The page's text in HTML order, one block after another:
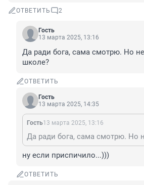
ОТВЕТИТЬ 2
Гость
13 марта 2025, 13:16
Да ради бога, сама смотрю. Но
школе?
ОТВЕТИТЬ
Гость
13 марта 2025, 14:35
Гость13 марта 2025, 13:16
ну если приспичило...)))
ОТВЕТИТЬ